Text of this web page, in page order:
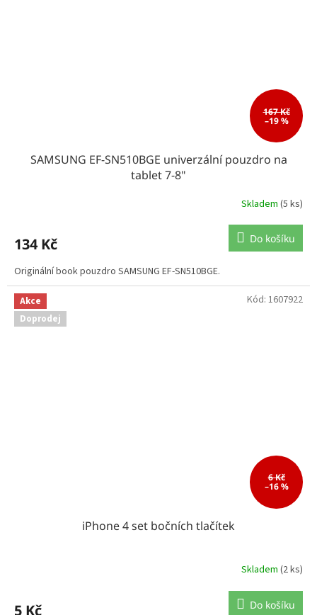
167 Kč
–19 %
SAMSUNG EF-SN510BGE univerzální pouzdro na
tablet 7-8"
Skladem (5 ks)
134 Kč Do košíku
Originální book pouzdro SAMSUNG EF-SN510BGE.
Akce
Doprodej
6 Kč
–16 %
iPhone 4 set bočních tlačítek
Skladem (2 ks)
5 Kč Do košíku
Kód: 1607922